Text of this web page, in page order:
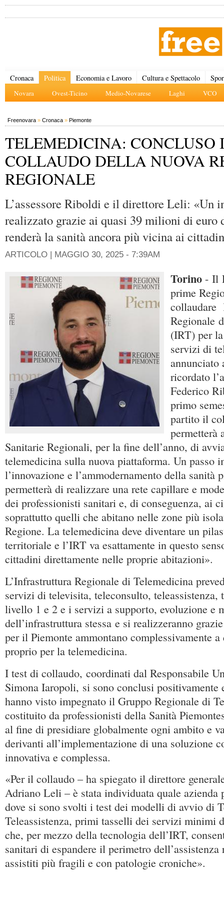
Cronaca Politica
Novara Ovest-Ticino Medio-Novarese Laghi VCO
Economia e Lavoro Cultura e Spettacolo
Freenovara » Cronaca » Piemonte
TELEMEDICINA: CONCLUSO
COLLAUDO DELLA NUOVA
REGIONALE
L’assessore Riboldi e il direttore Leli: «Un
realizzato grazie ai quasi 39 milioni di euro
renderà la sanità ancora più vicina ai
ARTICOLO | MAGGIO 30, 2025 - 7:39AM
Torino - Il
prime
collaudare
Regionale
(IRT) per
servizi di
annunciato
ricordato
Federico
primo
partito il
permetterà
Sanitarie Regionali, per la fine dell’anno, di
telemedicina sulla nuova piattaforma. Un passo
l’innovazione e l’ammodernamento della sanità
permetterà di realizzare una rete capillare e
dei professionisti sanitari e, di conseguenza, ai
soprattutto quelli che abitano nelle zone più
Regione. La telemedicina deve diventare un
territoriale e l’IRT va esattamente in questo
cittadini direttamente nelle proprie abitazioni».
L’Infrastruttura Regionale di Telemedicina
servizi di televisita, teleconsulto, teleassistenza,
livello 1 e 2 e i servizi a supporto, evoluzione e
dell’infrastruttura stessa e si realizzeranno
per il Piemonte ammontano complessivamente
proprio per la telemedicina.
I test di collaudo, coordinati dal Responsabile
Simona Iaropoli, si sono conclusi
hanno visto impegnato il Gruppo Regionale di
costituito da professionisti della Sanità
al fine di presidiare globalmente ogni ambito e
derivanti all’implementazione di una soluzione
innovativa e complessa.
«Per il collaudo – ha spiegato il direttore
Adriano Leli – è stata individuata quale
dove si sono svolti i test dei modelli di avvio di
Teleassistenza, primi tasselli dei servizi minimi
che, per mezzo della tecnologia dell’IRT,
sanitari di espandere il perimetro
assistiti più fragili e con patologie croniche».